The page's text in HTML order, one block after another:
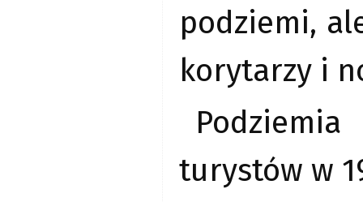
podziemi,
korytarzy i
turystów w